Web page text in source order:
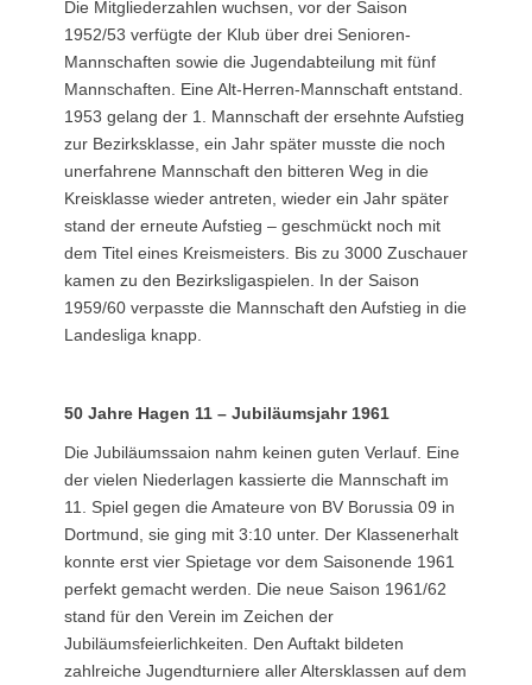
Die Mitgliederzahlen wuchsen, vor der Saison
1952/53 verfügte der Klub über drei Senioren-
Mannschaften sowie die Jugendabteilung mit fünf
Mannschaften. Eine Alt-Herren-Mannschaft entstand.
1953 gelang der 1. Mannschaft der ersehnte Aufstieg
zur Bezirksklasse, ein Jahr später musste die noch
unerfahrene Mannschaft den bitteren Weg in die
Kreisklasse wieder antreten, wieder ein Jahr später
stand der erneute Aufstieg – geschmückt noch mit
dem Titel eines Kreismeisters. Bis zu 3000 Zuschauer
kamen zu den Bezirksligaspielen. In der Saison
1959/60 verpasste die Mannschaft den Aufstieg in die
Landesliga knapp.
50 Jahre Hagen 11 – Jubiläumsjahr 1961
Die Jubiläumssaion nahm keinen guten Verlauf. Eine
der vielen Niederlagen kassierte die Mannschaft im
11. Spiel gegen die Amateure von BV Borussia 09 in
Dortmund, sie ging mit 3:10 unter. Der Klassenerhalt
konnte erst vier Spietage vor dem Saisonende 1961
perfekt gemacht werden. Die neue Saison 1961/62
stand für den Verein im Zeichen der
Jubiläumsfeierlichkeiten. Den Auftakt bildeten
zahlreiche Jugendturniere aller Altersklassen auf dem